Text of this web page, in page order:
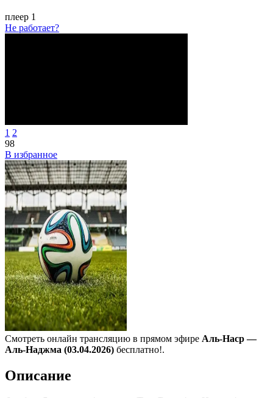
плеер 1
Не работает?
1 2
98
В избранное
Смотреть онлайн трансляцию в прямом эфире Аль-Наср —
Аль-Наджма (03.04.2026) бесплатно!.
Описание